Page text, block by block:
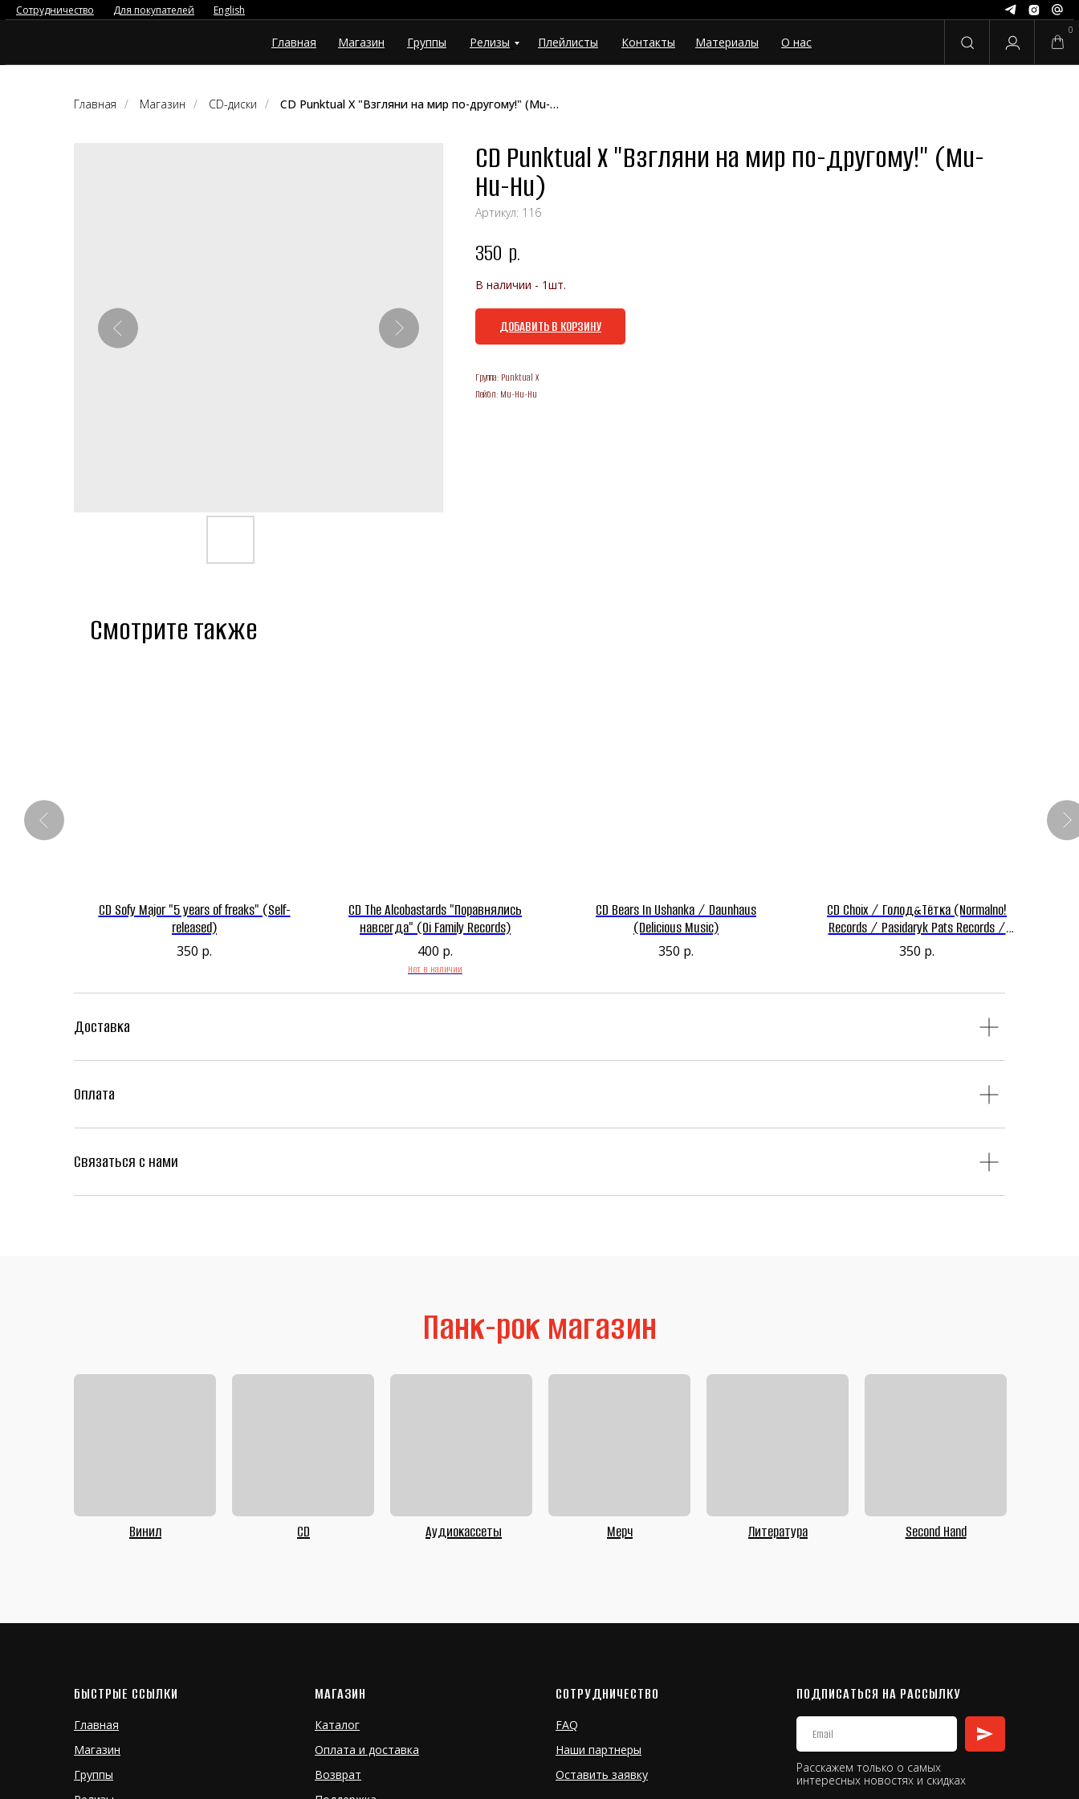
0
Главная Магазин Группы Релизы Плейлисты Контакты Материалы О нас
Сотрудничество Для покупателей English
Главная / Магазин / CD-диски / CD Punktual X ‎"Взгляни на мир по-другому!" (Mu-Hu-Hu)
CD Punktual X ‎"Взгляни на мир по-другому!" (Mu-
Hu-Hu)
Артикул: 116
350 р.
В наличии - 1шт.
ДОБАВИТЬ В КОРЗИНУ
Группа: Punktual X
Лейбл: Mu-Hu-Hu
Смотрите также
CD Sofy Major "5 years of freaks" (Self-
released)
350 р.
CD The Alcobastards "Поравнялись
навсегда" (Oi Family Records)
400 р.
Нет в наличии
CD Bears In Ushanka / Daunhaus
(Delicious Music)
350 р.
CD Choix / Голод&Тётка (Normalno!
Records / Pasidaryk Pats Records /
Street Beat Records / Beard Boy Distro /
Crime Chords / Flatline / Ghetto Rock
350 р.
Доставка
Оплата
Связаться с нами
Винил CD Аудиокассеты Мерч Литература Second Hand
Панк-рок магазин
БЫСТРЫЕ ССЫЛКИ
Главная
Магазин
Группы
МАГАЗИН
Каталог
Оплата и доставка
Возврат
СОТРУДНИЧЕСТВО
FAQ
Наши партнеры
Оставить заявку
ПОДПИСАТЬСЯ НА РАССЫЛКУ
Расскажем только о самых
интересных новостях и скидках